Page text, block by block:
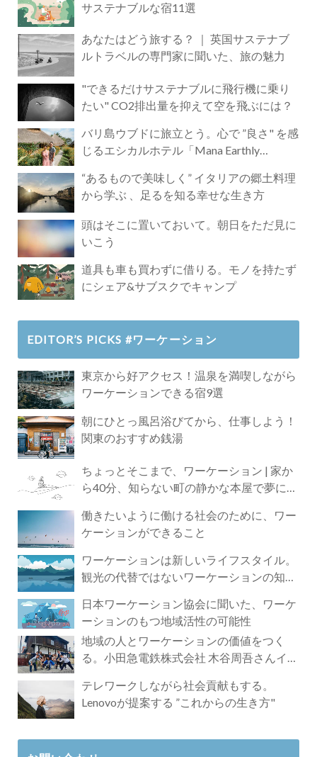
サステナブルな宿11選
あなたはどう旅する？ ｜ 英国サステナブ
ルトラベルの専門家に聞いた、旅の魅力
"できるだけサステナブルに飛行機に乗り
たい" CO2排出量を抑えて空を飛ぶには？
バリ島ウブドに旅立とう。心で ”良さ" を感
じるエシカルホテル「Mana Earthly
“あるもので美味しく” イタリアの郷土料理
から学ぶ 、足るを知る幸せな生き方
頭はそこに置いておいて。朝日をただ見に
いこう
道具も車も買わずに借りる。モノを持たず
にシェア&サブスクでキャンプ
EDITOR’S PICKS #ワーケーション
東京から好アクセス！温泉を満喫しながら
ワーケーションできる宿9選
朝にひとっ風呂浴びてから、仕事しよう！
関東のおすすめ銭湯
ちょっとそこまで、ワーケーション | 家か
ら40分、知らない町の静かな本屋で夢に近
働きたいように働ける社会のために、ワー
ケーションができること
ワーケーションは新しいライフスタイル。
観光の代替ではないワーケーションの知ら
日本ワーケーション協会に聞いた、ワーケ
ーションのもつ地域活性の可能性
地域の人とワーケーションの価値をつく
る。小田急電鉄株式会社 木谷周吾さんイン
テレワークしながら社会貢献もする。
Lenovoが提案する ”これからの生き方"